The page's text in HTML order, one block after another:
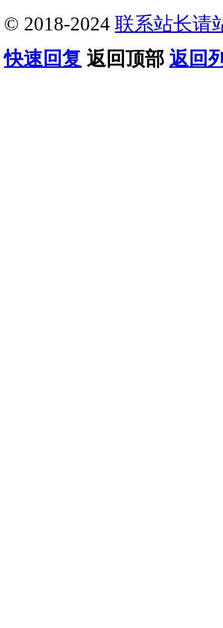
© 2018-2024 联系站长请
快速回复 返回顶部 返回